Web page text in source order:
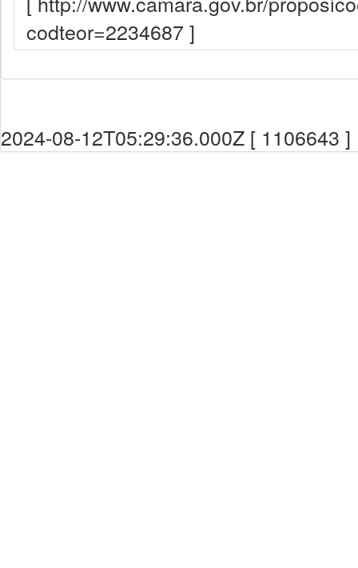
codteor=2234687 ]
2024-08-12T05:29:36.000Z [ 1106643 ]